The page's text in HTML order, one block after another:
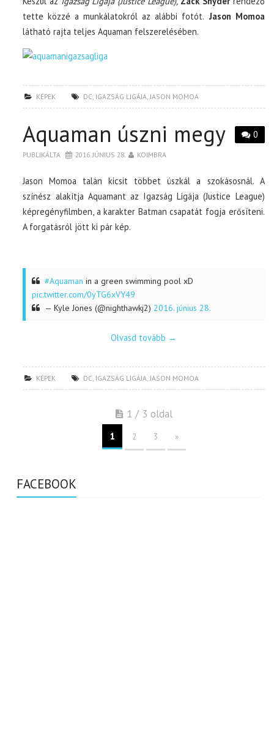
tette közzé a munkálatokról az alábbi fotót. Jason Momoa
látható rajta teljes Aquaman felszerelésében.
KÉPEK DC, IGAZSÁG LIGÁJA,JASON MOMOA
0
Aquaman úszni megy
PUBLIKÁLTA 2016. JÚNIUS 28. KOIMBRA
Jason Momoa talán kicsit többet úszkál a szokásosnál. A
színész alakítja Aquamant az Igazság Ligája (Justice League)
képregényfilmben, a karakter Batman csapatát fogja erősíteni.
A forgatásról jött ki pár kép.
#Aquaman in a green swimming pool xD
pic.twitter.com/0yTG6xVY49
— Kyle Jones (@nighthawkj2)2016. június 28.
Olvasd tovább →
KÉPEK DC, IGAZSÁG LIGÁJA,JASON MOMOA
1 / 3 oldal
1 2 3 »
FACEBOOK